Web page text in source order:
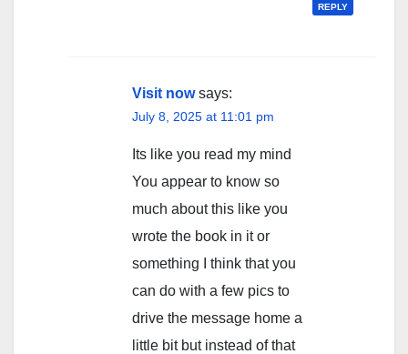
REPLY
Visit now says:
July 8, 2025 at 11:01 pm
Its like you read my mind
You appear to know so
much about this like you
wrote the book in it or
something I think that you
can do with a few pics to
drive the message home a
little bit but instead of that